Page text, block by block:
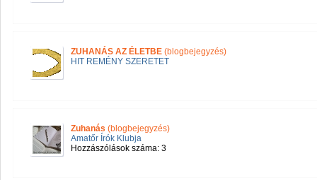
ZUHANÁS AZ ÉLETBE (blogbejegyzés)
HIT REMÉNY SZERETET
Zuhanás (blogbejegyzés)
Amatőr Írók Klubja
Hozzászólások száma: 3